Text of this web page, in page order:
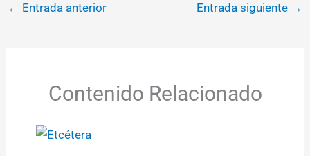
← Entrada anterior Entrada siguiente →
Contenido Relacionado